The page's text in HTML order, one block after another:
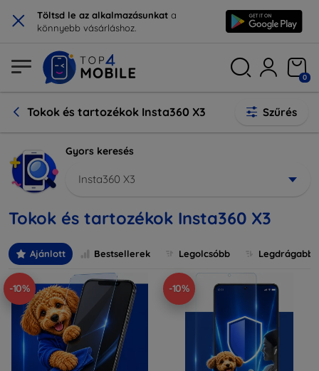
× Töltsd le az alkalmazásunkat a
könnyebb vásárláshoz.
0
Tokok és tartozékok Insta360 X3 Szűrés
Gyors keresés
Insta360 X3
Tokok és tartozékok Insta360 X3
Ajánlott Bestsellerek Legolcsóbb Legdrágabb
-10% -10%